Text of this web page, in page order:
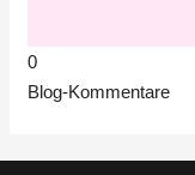
0
Blog-Kommentare